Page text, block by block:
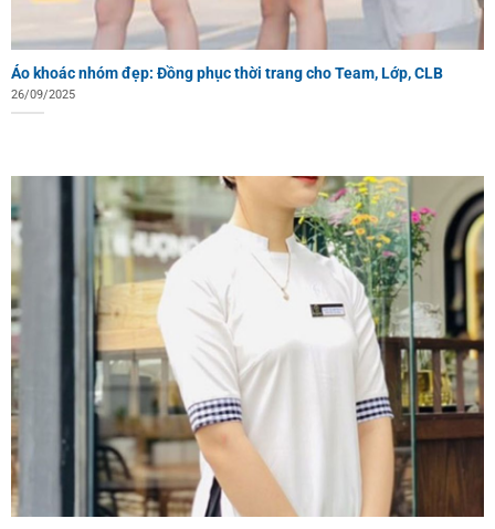
Áo khoác nhóm đẹp: Đồng phục thời trang cho Team, Lớp, CLB
26/09/2025